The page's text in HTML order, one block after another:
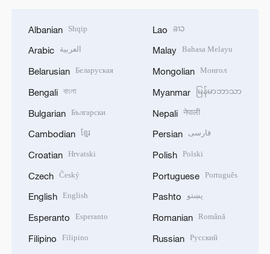
Albanian Shqip
Arabic العربية
Belarusian Беларуская
Bengali বাংলা
Bulgarian Български
Cambodian ខ្មែរ
Croatian Hrvatski
Czech Český
English English
Esperanto Esperanto
Filipino Filipino
Lao ລາວ
Malay Bahasa Melayu
Mongolian Монгол
Myanmar မြန်မာဘာသာ
Nepali नेपाली
Persian فارسی
Polish Polski
Portuguese Português
Pashto پښتو
Romanian Română
Russian Русский